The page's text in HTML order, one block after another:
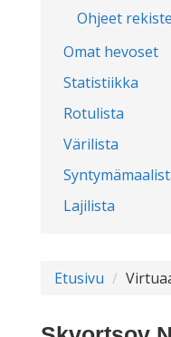
Ohjeet
Omat hevoset
Statistiikka
Rotulista
Värilista
Lajilista
Etusivu